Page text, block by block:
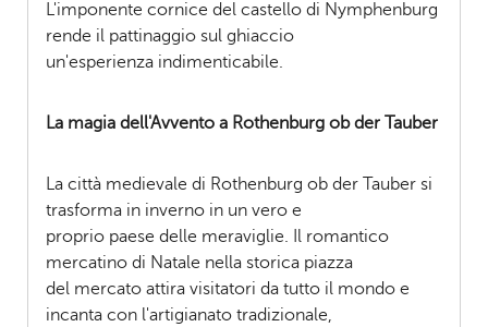
L'imponente cornice del castello di Nymphenburg
rende il pattinaggio sul ghiaccio
un'esperienza indimenticabile.
La magia dell'Avvento a Rothenburg ob der Tauber
La città medievale di Rothenburg ob der Tauber si
trasforma in inverno in un vero e
proprio paese delle meraviglie. Il romantico
mercatino di Natale nella storica piazza
del mercato attira visitatori da tutto il mondo e
incanta con l'artigianato tradizionale,